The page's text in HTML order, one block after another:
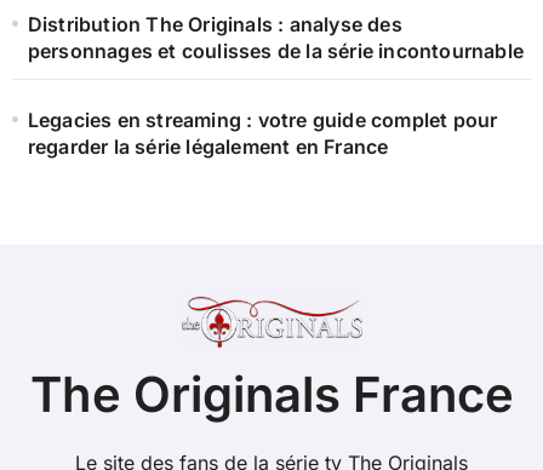
Distribution The Originals : analyse des
personnages et coulisses de la série incontournable
Legacies en streaming : votre guide complet pour
regarder la série légalement en France
The Originals France
Le site des fans de la série tv The Originals